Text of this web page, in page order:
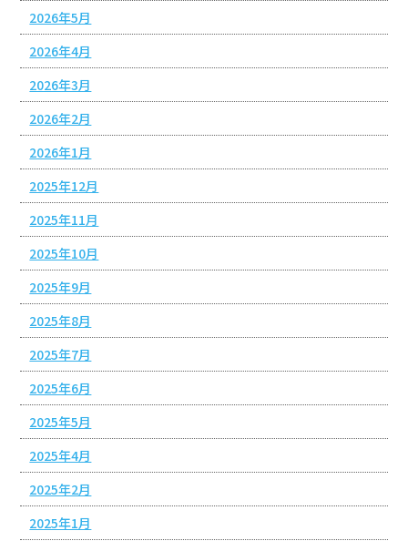
2026年5月
2026年4月
2026年3月
2026年2月
2026年1月
2025年12月
2025年11月
2025年10月
2025年9月
2025年8月
2025年7月
2025年6月
2025年5月
2025年4月
2025年2月
2025年1月